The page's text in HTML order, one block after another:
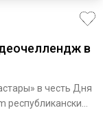
в
в честь Дня
республиканский